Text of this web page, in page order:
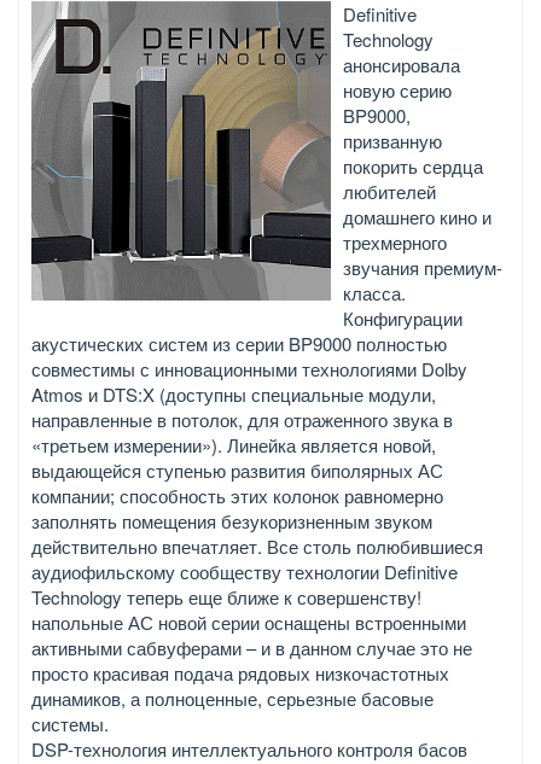
Definitive
Technology
анонсировала
новую серию
BP9000,
призванную
покорить сердца
любителей
домашнего кино и
трехмерного
звучания премиум-
класса.
Конфигурации
акустических систем из серии BP9000 полностью
совместимы с инновационными технологиями Dolby
Atmos и DTS:X (доступны специальные модули,
направленные в потолок, для отраженного звука в
«третьем измерении»). Линейка является новой,
выдающейся ступенью развития биполярных АС
компании; способность этих колонок равномерно
заполнять помещения безукоризненным звуком
действительно впечатляет. Все столь полюбившиеся
аудиофильскому сообществу технологии Definitive
Technology теперь еще ближе к совершенству!
напольные АС новой серии оснащены встроенными
активными сабвуферами – и в данном случае это не
просто красивая подача рядовых низкочастотных
динамиков, а полноценные, серьезные басовые
системы.
DSP-технология интеллектуального контроля басов